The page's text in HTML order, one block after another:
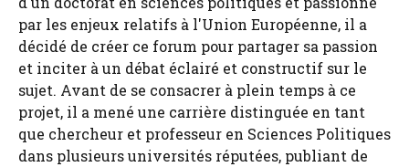
par les enjeux relatifs à l'Union Européenne, il a
décidé de créer ce forum pour partager sa passion
et inciter à un débat éclairé et constructif sur le
sujet. Avant de se consacrer à plein temps à ce
projet, il a mené une carrière distinguée en tant
que chercheur et professeur en Sciences Politiques
dans plusieurs universités réputées, publiant de